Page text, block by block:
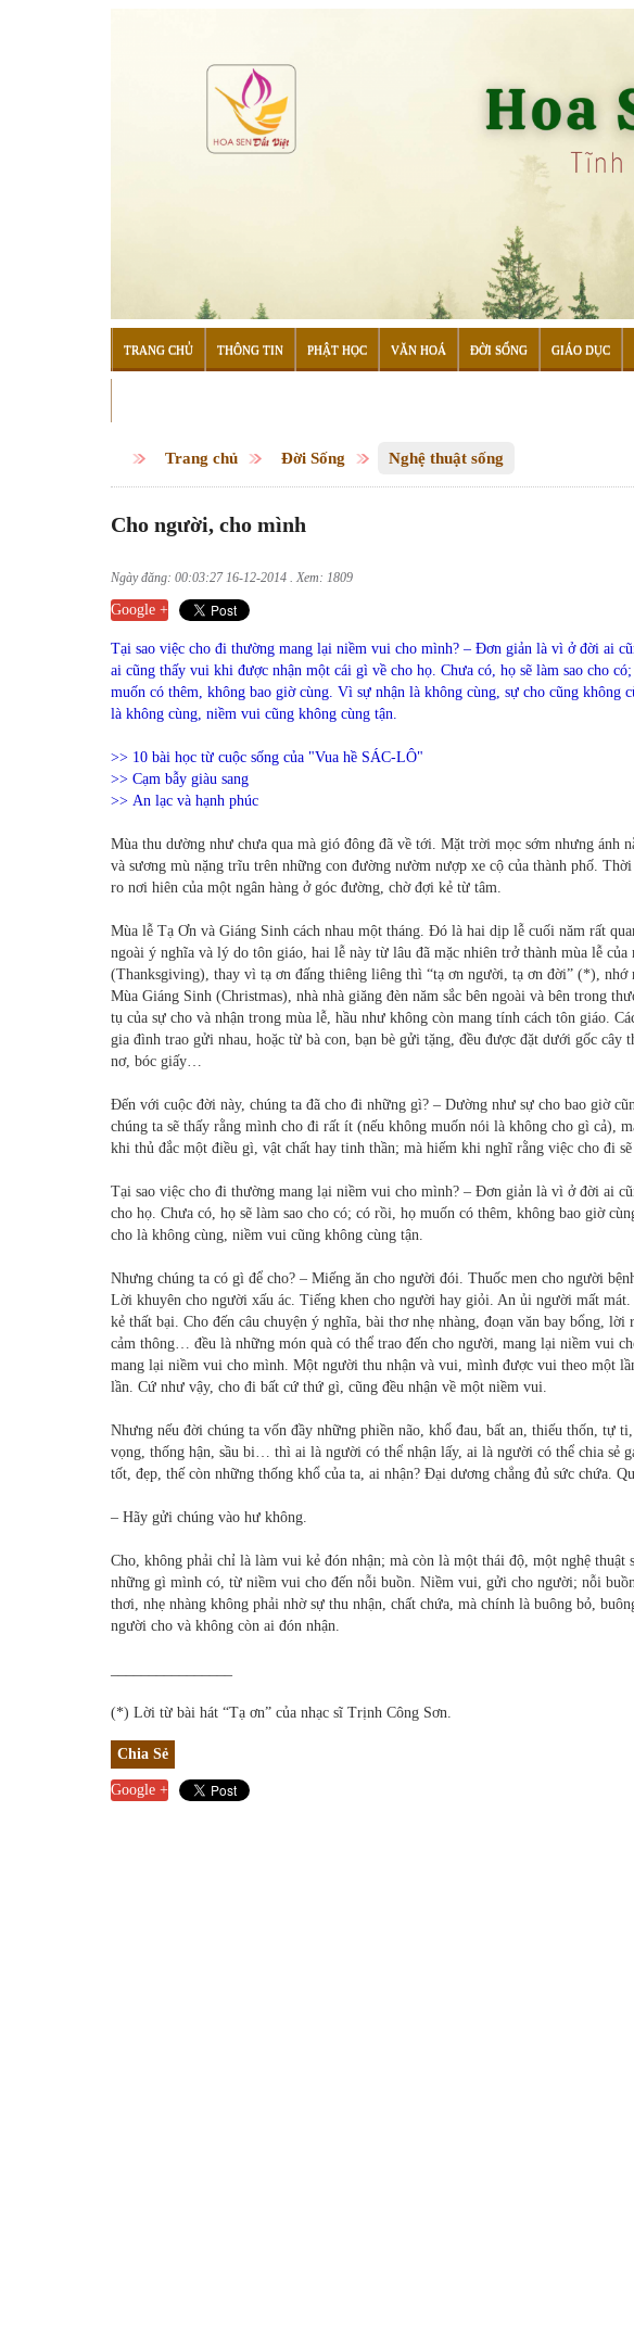
TRANG CHỦ THÔNG TIN PHẬT HỌC VĂN HOÁ ĐỜI SỐNG GIÁO DỤC
Trang chủ Đời Sống Nghệ thuật sống
Cho người, cho mình
Ngày đăng: 00:03:27 16-12-2014 . Xem: 1809
Google +
Tại sao việc cho đi thường mang lại niềm vui cho mình? – Đơn giản là vì ở đời ai
ai cũng thấy vui khi được nhận một cái gì về cho họ. Chưa có, họ sẽ làm sao cho
muốn có thêm, không bao giờ cùng. Vì sự nhận là không cùng, sự cho cũng không
là không cùng, niềm vui cũng không cùng tận.
>> 10 bài học từ cuộc sống của "Vua hề SÁC-LÔ"
>> Cạm bẫy giàu sang
>> An lạc và hạnh phúc
Mùa thu dường như chưa qua mà gió đông đã về tới. Mặt trời mọc sớm nhưng ánh
và sương mù nặng trĩu trên những con đường nườm nượp xe cộ của thành phố.
ro nơi hiên của một ngân hàng ở góc đường, chờ đợi kẻ từ tâm.
Mùa lễ Tạ Ơn và Giáng Sinh cách nhau một tháng. Đó là hai dịp lễ cuối năm rất
ngoài ý nghĩa và lý do tôn giáo, hai lễ này từ lâu đã mặc nhiên trở thành mùa lễ
(Thanksgiving), thay vì tạ ơn đấng thiêng liêng thì “tạ ơn người, tạ ơn đời” (*),
Mùa Giáng Sinh (Christmas), nhà nhà giăng đèn năm sắc bên ngoài và bên trong
tụ của sự cho và nhận trong mùa lễ, hầu như không còn mang tính cách tôn giáo.
gia đình trao gửi nhau, hoặc từ bà con, bạn bè gửi tặng, đều được đặt dưới gốc cây
nơ, bóc giấy…
Đến với cuộc đời này, chúng ta đã cho đi những gì? – Dường như sự cho bao giờ
chúng ta sẽ thấy rằng mình cho đi rất ít (nếu không muốn nói là không cho gì cả),
khi thủ đắc một điều gì, vật chất hay tinh thần; mà hiếm khi nghĩ rằng việc cho đi
Tại sao việc cho đi thường mang lại niềm vui cho mình? – Đơn giản là vì ở đời ai
cho họ. Chưa có, họ sẽ làm sao cho có; có rồi, họ muốn có thêm, không bao giờ
cho là không cùng, niềm vui cũng không cùng tận.
Nhưng chúng ta có gì để cho? – Miếng ăn cho người đói. Thuốc men cho người
Lời khuyên cho người xấu ác. Tiếng khen cho người hay giỏi. An ủi người mất
kẻ thất bại. Cho đến câu chuyện ý nghĩa, bài thơ nhẹ nhàng, đoạn văn bay bổng,
cảm thông… đều là những món quà có thể trao đến cho người, mang lại niềm vui
mang lại niềm vui cho mình. Một người thu nhận và vui, mình được vui theo một
lần. Cứ như vậy, cho đi bất cứ thứ gì, cũng đều nhận về một niềm vui.
Nhưng nếu đời chúng ta vốn đầy những phiền não, khổ đau, bất an, thiếu thốn, tự
vọng, thống hận, sầu bi… thì ai là người có thể nhận lấy, ai là người có thể chia sẻ
tốt, đẹp, thế còn những thống khổ của ta, ai nhận? Đại dương chẳng đủ sức chứa.
– Hãy gửi chúng vào hư không.
Cho, không phải chỉ là làm vui kẻ đón nhận; mà còn là một thái độ, một nghệ thuật
những gì mình có, từ niềm vui cho đến nỗi buồn. Niềm vui, gửi cho người; nỗi
thơi, nhẹ nhàng không phải nhờ sự thu nhận, chất chứa, mà chính là buông bỏ,
người cho và không còn ai đón nhận.
(*) Lời từ bài hát “Tạ ơn” của nhạc sĩ Trịnh Công Sơn.
Chia Sẻ
Google +